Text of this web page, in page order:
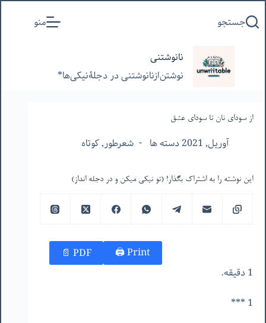
به
جستجو منو
نانوشتنی
نوشتن‌از‌نانوشتنی‌ در‌ دجلۀنیکی‌ها*
از سودای نان تا سودای عشق
آوریل, 2021 دسته ها شعرطور,کوتاه
این نوشته را به اشتراک بگذار! (تو نیکی میکن و در دجله انداز)
Print 🖨
PDF 📄
1 دقیقه.
1 ***